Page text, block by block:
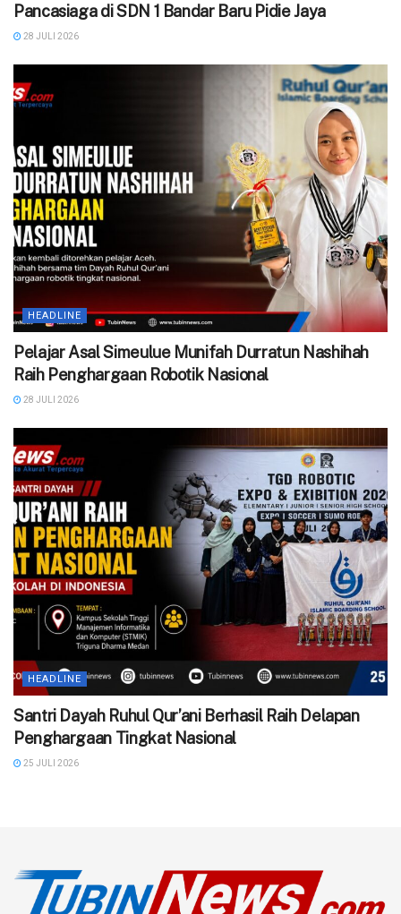
Pancasiaga di SDN 1 Bandar Baru Pidie Jaya
28 JULI 2026
HEADLINE
Pelajar Asal Simeulue Munifah Durratun Nashihah
Raih Penghargaan Robotik Nasional
28 JULI 2026
HEADLINE
Santri Dayah Ruhul Qur’ani Berhasil Raih Delapan
Penghargaan Tingkat Nasional
25 JULI 2026